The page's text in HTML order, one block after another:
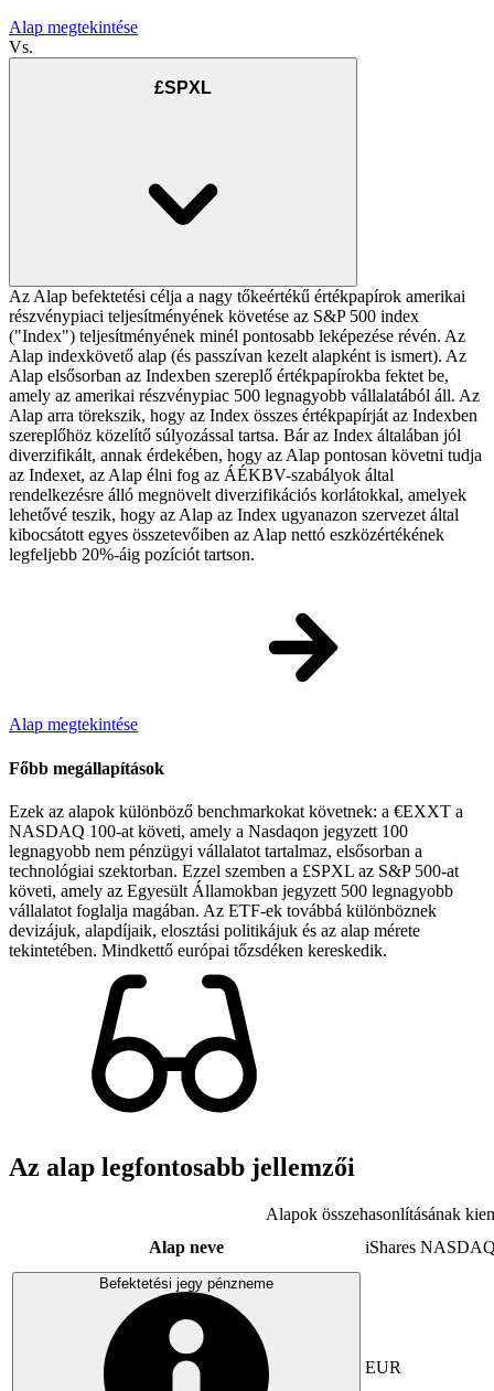
Alap megtekintése
Vs.
£SPXL
Az Alap befektetési célja a nagy tőkeértékű értékpapírok amerikai
részvénypiaci teljesítményének követése az S&P 500 index
("Index") teljesítményének minél pontosabb leképezése révén. Az
Alap indexkövető alap (és passzívan kezelt alapként is ismert). Az
Alap elsősorban az Indexben szereplő értékpapírokba fektet be,
amely az amerikai részvénypiac 500 legnagyobb vállalatából áll. Az
Alap arra törekszik, hogy az Index összes értékpapírját az Indexben
szereplőhöz közelítő súlyozással tartsa. Bár az Index általában jól
diverzifikált, annak érdekében, hogy az Alap pontosan követni tudja
az Indexet, az Alap élni fog az ÁÉKBV-szabályok által
rendelkezésre álló megnövelt diverzifikációs korlátokkal, amelyek
lehetővé teszik, hogy az Alap az Index ugyanazon szervezet által
kibocsátott egyes összetevőiben az Alap nettó eszközértékének
legfeljebb 20%-áig pozíciót tartson.
Alap megtekintése
Főbb megállapítások
Ezek az alapok különböző benchmarkokat követnek: a €EXXT a
NASDAQ 100-at követi, amely a Nasdaqon jegyzett 100
legnagyobb nem pénzügyi vállalatot tartalmaz, elsősorban a
technológiai szektorban. Ezzel szemben a £SPXL az S&P 500-at
követi, amely az Egyesült Államokban jegyzett 500 legnagyobb
vállalatot foglalja magában. Az ETF-ek továbbá különböznek
devizájuk, alapdíjaik, elosztási politikájuk és az alap mérete
tekintetében. Mindkettő európai tőzsdéken kereskedik.
Az alap legfontosabb jellemzői
Alapok összehasonlításának
Alap neve
iShares
Befektetési jegy pénzneme
EUR